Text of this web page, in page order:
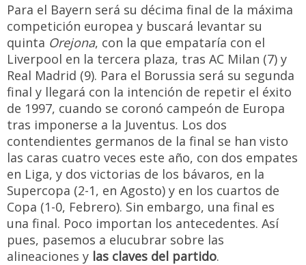
Para el Bayern será su décima final de la máxima
competición europea y buscará levantar su
quinta Orejona, con la que empataría con el
Liverpool en la tercera plaza, tras AC Milan (7) y
Real Madrid (9). Para el Borussia será su segunda
final y llegará con la intención de repetir el éxito
de 1997, cuando se coronó campeón de Europa
tras imponerse a la Juventus. Los dos
contendientes germanos de la final se han visto
las caras cuatro veces este año, con dos empates
en Liga, y dos victorias de los bávaros, en la
Supercopa (2-1, en Agosto) y en los cuartos de
Copa (1-0, Febrero). Sin embargo, una final es
una final. Poco importan los antecedentes. Así
pues, pasemos a elucubrar sobre las
alineaciones y las claves del partido.